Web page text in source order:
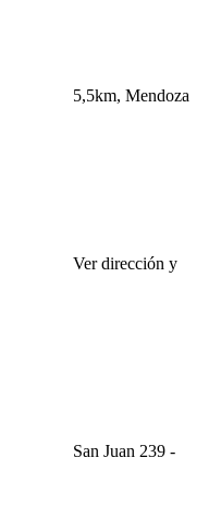
5,5km, Mendoza
Ver dirección y
San Juan 239 -